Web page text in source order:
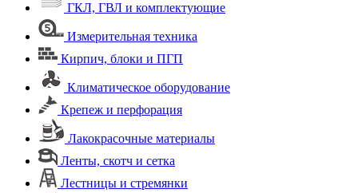
ГКЛ, ГВЛ и комплектующие
Измерительная техника
Кирпич, блоки и ПГП
Климатическое оборудование
Крепеж и перфорация
Лакокрасочные материалы
Ленты, скотч и сетка
Лестницы и стремянки